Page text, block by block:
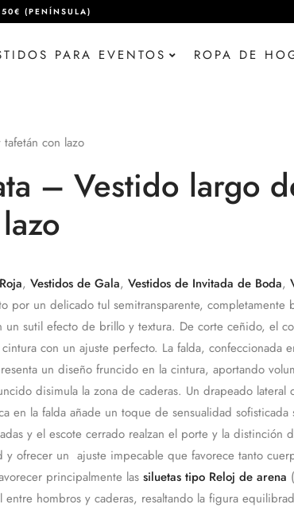
(PENÍNSULA)
PARA EVENTOS ROPA DE
con lazo
– Vestido largo
, Vestidos de Gala, Vestidos de Invitada de Boda,
por un delicado tul semitransparente, completamente
un sutil efecto de brillo y textura. De corte ceñido, el
con un ajuste perfecto. La falda, confeccionada
un diseño fruncido en la cintura, aportando
disimula la zona de caderas. Un drapeado lateral
en la falda añade un toque de sensualidad
y el escote cerrado realzan el porte y la distinción
y ofrecer un ajuste impecable que favorece tanto
principalmente las siluetas tipo Reloj de arena
hombros y caderas, resaltando la figura